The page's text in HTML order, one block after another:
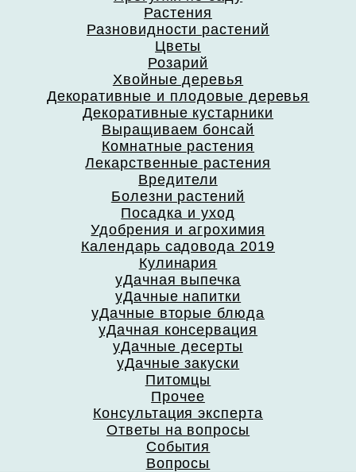
Растения
Разновидности растений
Цветы
Розарий
Хвойные деревья
Декоративные и плодовые деревья
Декоративные кустарники
Выращиваем бонсай
Комнатные растения
Лекарственные растения
Вредители
Болезни растений
Посадка и уход
Удобрения и агрохимия
Календарь садовода 2019
Кулинария
уДачная выпечка
уДачные напитки
уДачные вторые блюда
уДачная консервация
уДачные десерты
уДачные закуски
Питомцы
Прочее
Консультация эксперта
Ответы на вопросы
События
Вопросы